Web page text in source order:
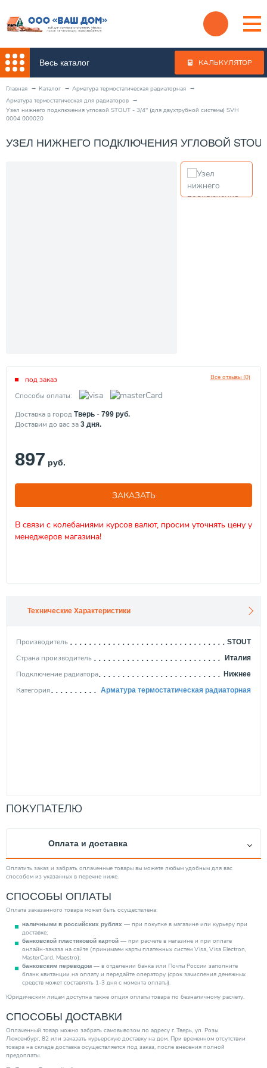
Весь каталог КАЛЬКУЛЯТОР
Главная Каталог
Арматура термостатическая радиаторная
Арматура термостатическая для радиаторов
Узел нижнего подключения угловой STOUT - 3/4" (для двухтрубной системы) SVH
0004 000020
УЗЕЛ НИЖНЕГО ПОДКЛЮЧЕНИЯ УГЛОВОЙ
Все отзывы (0)
под заказ
Способы оплаты:
Доставка в город Тверь - 799 руб.
Доставим до вас за 3 дня.
897 руб.
ЗАКАЗАТЬ
В связи с колебаниями курсов валют, просим уточнять цену у
менеджеров магазина!
Технические Характеристики
Производитель STOUT
Страна производитель Италия
Подключение радиатора Нижнее
Категория Арматура термостатическая радиаторная
ПОКУПАТЕЛЮ
Оплата и доставка
Оплатить заказ и забрать оплаченные товары вы можете любым удобным для вас
способом из указанных в перечне ниже.
СПОСОБЫ ОПЛАТЫ
Оплата заказанного товара может быть осуществлена:
наличными в российских рублях — при покупке в магазине или курьеру при
доставке;
банковской пластиковой картой — при расчете в магазине и при оплате
онлайн-заказа на сайте (принимаем карты платежных систем Visa, Visa Electron,
MasterCard, Maestro);
банковским переводом — в отделении банка или Почты России заполните
бланк квитанции на оплату и передайте оператору (срок зачисления денежных
средств может составлять 1-3 дня с момента оплаты).
Юридическим лицам доступна также опция оплаты товара по безналичному расчету.
СПОСОБЫ ДОСТАВКИ
Оплаченный товар можно забрать самовывозом по адресу г. Тверь, ул. Розы
Люксембург, 82 или заказать курьерскую доставку на дом. При временном отсутствии
товара на складе доставка осуществляется под заказ, после внесения полной
предоплаты.